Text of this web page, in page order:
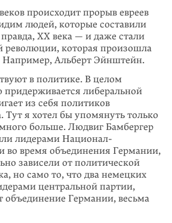
происходит прорыв евреев
людей, которые составили
ХХ века — и даже стали
революции, которая произошла
Например, Альберт Эйнштейн.
в политике. В целом
придерживается либеральной
из себя политиков
Тут я хотел бы упомянуть только
больше. Людвиг Бамбергер
лидерами Национал-
во время объединения Германии,
зависели от политической
но само то, что два немецких
центральной партии,
объединение Германии, весьма